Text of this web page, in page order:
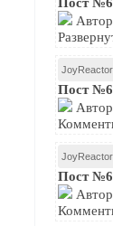
Пост
Пост